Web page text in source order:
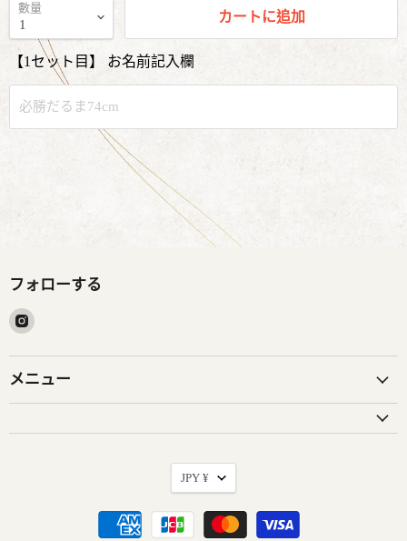
數量 カートに追加
【1セット目】 お名前記入欄
フォローする
Instagram
找
到
メニュー
貨
幣
JPY ¥